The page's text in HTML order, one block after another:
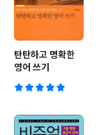
탄탄하고 명확한
영어 쓰기